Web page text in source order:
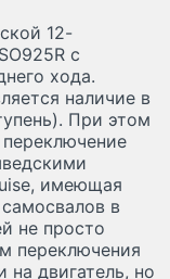
12-
с
хода.
наличие в
При этом
имеющая
в
не просто
переключения
на двигатель, но